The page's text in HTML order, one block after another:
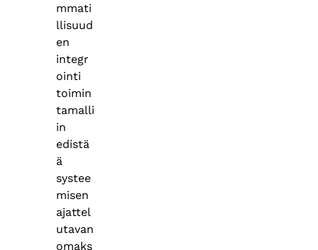
mmati
llisuud
en
integr
ointi
toimin
tamalli
in
edistä
ä
systee
misen
ajattel
utavan
omaks